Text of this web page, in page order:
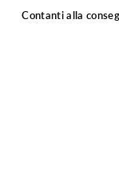
Contanti alla